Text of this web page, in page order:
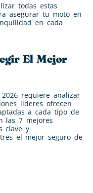
todas estas
asegurar tu moto en
en cada
El Mejor
requiere analizar
líderes ofrecen
a cada tipo de
las 7 mejores
clave y
el mejor seguro de